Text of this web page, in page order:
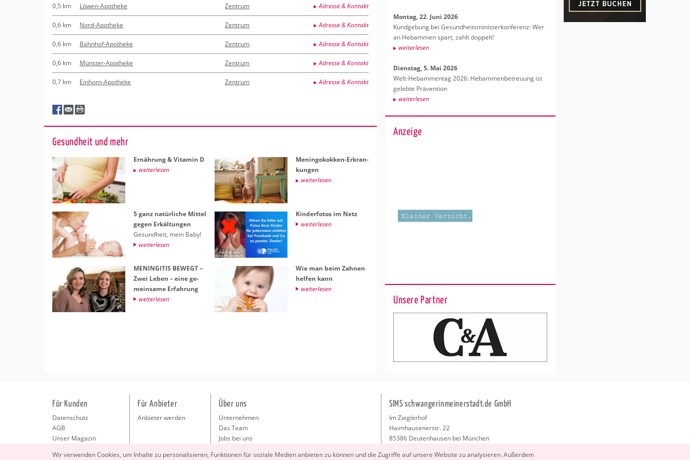
0,5 km Löwen-Apotheke Zentrum Adresse & Kontakt
0,6 km Nord-Apotheke Zentrum Adresse & Kontakt
0,6 km Bahnhof-Apotheke Zentrum Adresse & Kontakt
0,6 km Münster-Apotheke Zentrum Adresse & Kontakt
0,7 km Einhorn-Apotheke Zentrum Adresse & Kontakt
Ge­sund­heit und mehr
Er­näh­rung & Vit­amin D
wei­ter­le­sen
Me­nin­go­kok­ken-Er­kran­
kun­gen
wei­ter­le­sen
5 ganz na­tür­li­che Mit­tel
gegen Er­käl­tun­gen
Ge­sund­heit, mein Baby!
wei­ter­le­sen
Kin­der­fo­tos im Netz
wei­ter­le­sen
ME­NIN­GI­TIS BE­WEGT –
Zwei Leben – eine ge­
mein­sa­me Er­fah­rung
wei­ter­le­sen
Wie man beim Zah­nen
hel­fen kann
wei­ter­le­sen
Mon­tag, 22. Juni 2026
Kund­ge­bung bei Ge­sund­heits­mi­nis­ter­kon­fe­renz: Wer
an Heb­am­men spart, zahlt dop­pelt!
wei­ter­le­sen
Diens­tag, 5. Mai 2026
Welt-Heb­am­men­tag 2026: Heb­am­men­be­treu­ung ist
ge­leb­te Prä­ven­ti­on
wei­ter­le­sen
Anzeige
Unsere Partner
Wir ver­wen­den Coo­kies, um In­hal­te zu per­so­na­li­sie­ren, Funk­tio­nen für so­zia­le Me­di­en an­bie­ten zu kön­nen und die Zu­grif­fe auf un­se­re Web­site zu ana­ly­sie­ren. Au­ßer­dem
Für Kunden
Datenschutz
AGB
Unser Magazin
Für Anbieter
Anbieter werden
Über uns
Unternehmen
Das Team
Jobs bei uns
SIMS schwangerinmeinerstadt.de GmbH
Im Zieglerhof
Haimhausenerstr. 22
85386 Deutenhausen bei München